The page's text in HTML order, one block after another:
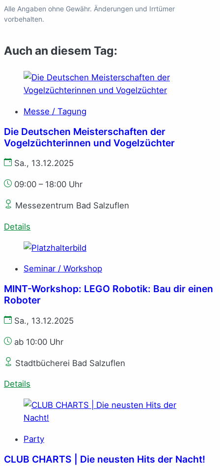
Alle Angaben ohne Gewähr. Änderungen und Irrtümer
vorbehalten.
Auch an diesem Tag:
Messe / Tagung
Die Deutschen Meisterschaften der
Vogelzüchterinnen und Vogelzüchter
Sa., 13.12.2025
09:00 – 18:00 Uhr
Messezentrum Bad Salzuflen
Details
Seminar / Workshop
MINT-Workshop: LEGO Robotik: Bau dir einen
Roboter
Sa., 13.12.2025
ab 10:00 Uhr
Stadtbücherei Bad Salzuflen
Details
Party
CLUB CHARTS | Die neusten Hits der Nacht!